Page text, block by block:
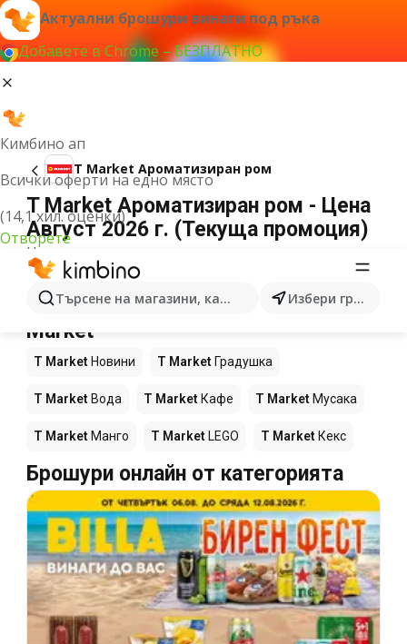
Актуални брошури винаги под ръка
Добавете в Chrome – БЕЗПЛАТНО
Кимбино ап
Всички оферти на едно място
(14,1 хил. оценки)
Отворете
Търсене на магазини, категории, продукти...Избери град
T Market Ароматизиран ром
T Market Ароматизиран ром - Цена
Август 2026 г. (Текуща промоция)
Не можахме да намерим резултати за този
термин.
Още продукти в магазините T
Market
T Market Новини T Market Градушка
T Market Вода T Market Кафе T Market Мусака
T Market Манго T Market LEGO T Market Кекс
Брошури онлайн от категорията